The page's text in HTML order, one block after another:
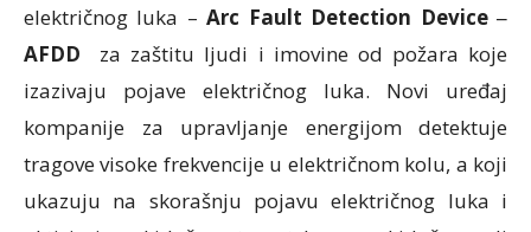
električnog luka –Arc Fault Detection Device ‒
AFDD
za zaštitu ljudi i imovine od požara koje
izazivaju pojave električnog luka. Novi uređaj
kompanije za upravljanje energijom detektuje
tragove visoke frekvencije u električnom kolu, a koji
ukazuju na skorašnju pojavu električnog luka i